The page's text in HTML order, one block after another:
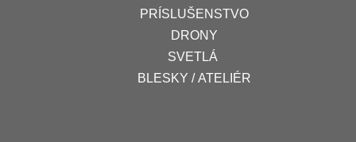
PRÍSLUŠENSTVO
DRONY
SVETLÁ
BLESKY / ATELIÉR